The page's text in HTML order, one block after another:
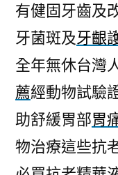
有健固牙齒及
牙菌斑及牙齦
全年無休台灣
薦經動物試驗
助舒緩胃部胃
物治療這些抗